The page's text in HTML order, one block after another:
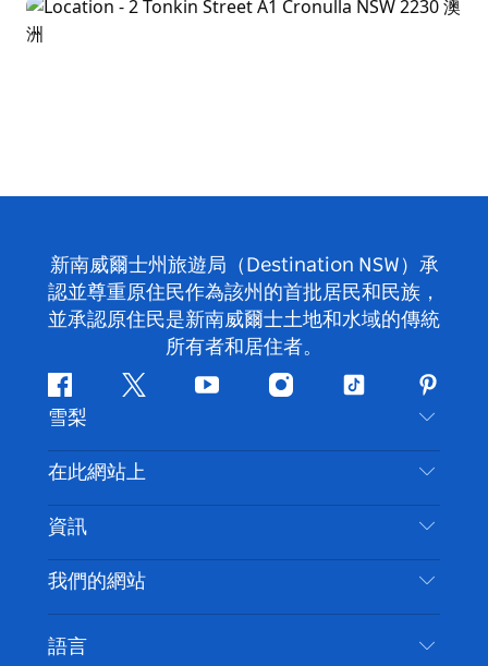
新南威爾士州旅遊局（Destination NSW）承
認並尊重原住民作為該州的首批居民和民族，
並承認原住民是新南威爾士土地和水域的傳統
所有者和居住者。
Facebook嘰
喳
喳
Youtube Instagram
抖
雪梨
聯絡我們
免責聲明
隱私
Cookie 通知
在此網站上
目的地
要做的事情
新南威爾士州公路旅行
活動
資訊
旅行資訊
無障礙雪梨
列出您的業務
我們的網站
語言